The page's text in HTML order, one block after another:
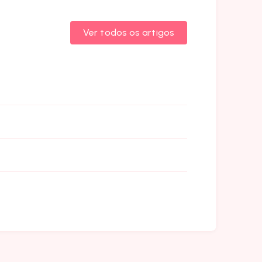
Ver todos os artigos